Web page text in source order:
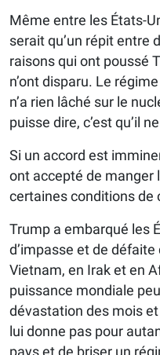
Même entre les États-
serait qu’un répit entre
raisons qui ont poussé
n’ont disparu. Le
n’a rien lâché sur le
puisse dire, c’est qu’il
Si un accord est
ont accepté de manger
certaines conditions de
Trump a embarqué les
d’impasse et de défaite
Vietnam, en Irak et en
puissance mondiale
dévastation des mois
lui donne pas pour
pays et de briser un